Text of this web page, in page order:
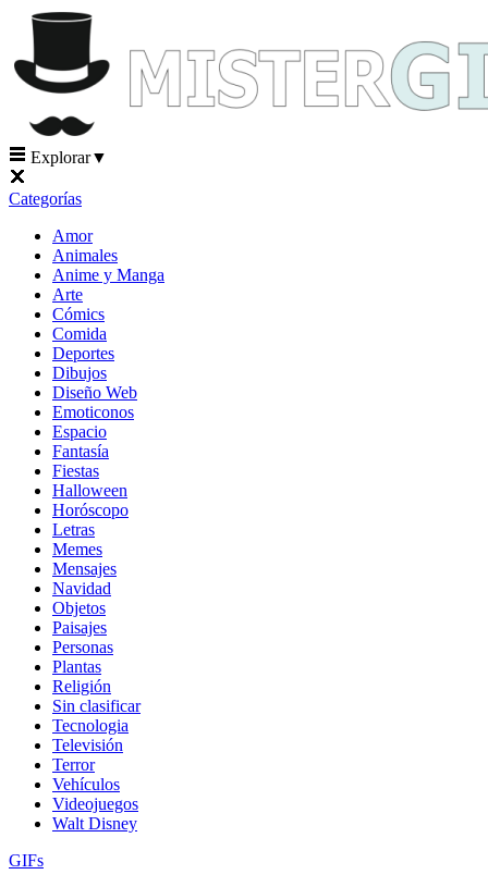
Explorar▼
Categorías
Amor
Animales
Anime y Manga
Arte
Cómics
Comida
Deportes
Dibujos
Diseño Web
Emoticonos
Espacio
Fantasía
Fiestas
Halloween
Horóscopo
Letras
Memes
Mensajes
Navidad
Objetos
Paisajes
Personas
Plantas
Religión
Sin clasificar
Tecnologia
Televisión
Terror
Vehículos
Videojuegos
Walt Disney
GIFs